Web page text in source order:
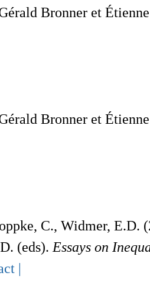
Bronner et
Bronner et
C., Widmer,
(eds). Essays on
|